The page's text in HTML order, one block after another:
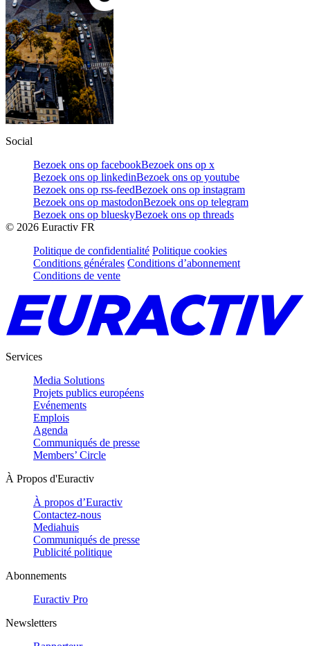
Social
Bezoek ons op facebookBezoek ons op x
Bezoek ons op linkedinBezoek ons op youtube
Bezoek ons op rss-feedBezoek ons op instagram
Bezoek ons op mastodonBezoek ons op telegram
Bezoek ons op blueskyBezoek ons op threads
© 2026 Euractiv FR
Politique de confidentialité Politique cookies
Conditions générales Conditions d’abonnement
Conditions de vente
Services
Media Solutions
Projets publics européens
Evénements
Emplois
Agenda
Communiqués de presse
Members’ Circle
À Propos d'Euractiv
À propos d’Euractiv
Contactez-nous
Mediahuis
Communiqués de presse
Publicité politique
Abonnements
Euractiv Pro
Newsletters